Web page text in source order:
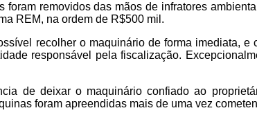
foram removidos das mãos de infratores
REM, na ordem de R$500 mil.
recolher o maquinário de forma imediata,
responsável pela fiscalização.
de deixar o maquinário confiado ao
foram apreendidas mais de uma vez